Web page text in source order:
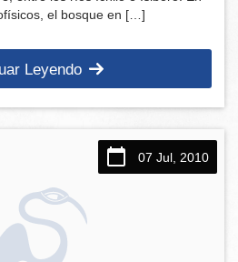
el bosque en […]
Leyendo
07 Jul, 2010